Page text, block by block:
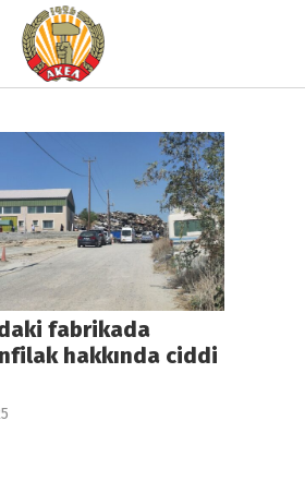
fabrikada
hakkında ciddi